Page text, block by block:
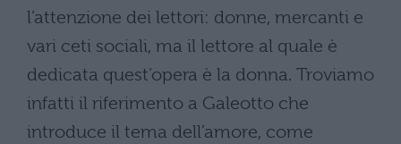
l’attenzione dei lettori: donne, mercanti e
vari ceti sociali, ma il lettore al quale è
dedicata quest’opera è la donna. Troviamo
infatti il riferimento a Galeotto che
introduce il tema dell’amore, come